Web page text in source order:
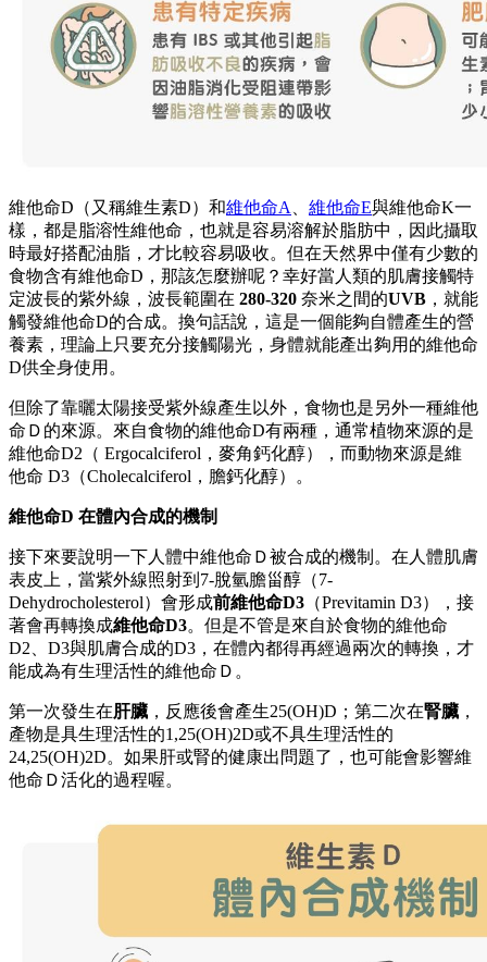
維他命D（又稱維生素D）和維他命A 維他命E與維他命K一
樣，都是脂溶性維他命，也就是容易溶解於脂肪中，因此攝取
時最好搭配油脂，才比較容易吸收。但在天然界中僅有少數的
食物含有維他命D，那該怎麼辦呢？幸好當人類的肌膚接觸特
定波長的紫外線，波長範圍在 280-320 奈米之間的UVB ，就能
觸發維他命D的合成。換句話說，這是一個能夠自體產生的營
養素，理論上只要充分接觸陽光，身體就能產出夠用的維他命
D供全身使用。
但除了靠曬太陽接受紫外線產生以外，食物也是另外一種維他
命Ｄ的來源。來自食物的維他命D有兩種，通常植物來源的是
維他命D2（ Ergocalciferol，麥角鈣化醇），而動物來源是維
他命 D3（Cholecalciferol，膽鈣化醇）。
維他命D 在體內合成的機制
接下來要說明一下人體中維他命Ｄ被合成的機制。在人體肌膚
表皮上，當紫外線照射到7-脫氫膽甾醇（7-
Dehydrocholesterol）會形成前維他命D3 （Previtamin D3），接
著會再轉換成維他命D3。但是不管是來自於食物的維他命
D2、D3與肌膚合成的D3，在體內都得再經過兩次的轉換，才
能成為有生理活性的維他命Ｄ。
第一次發生在肝臟 ，反應後會產生25(OH)D；第二次在腎臟 ，
產物是具生理活性的1,25(OH)2D或不具生理活性的
24,25(OH)2D。如果肝或腎的健康出問題了，也可能會影響維
他命Ｄ活化的過程喔。